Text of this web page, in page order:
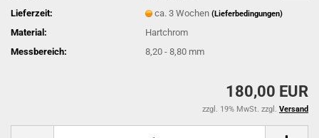
Lieferzeit:
ca. 3 Wochen(Lieferbedingungen)
Material:
Hartchrom
Messbereich:
8,20 - 8,80 mm
180,00 EUR
zzgl. 19% MwSt. zzgl. Versand